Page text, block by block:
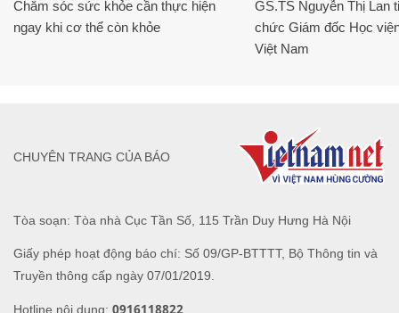
Chăm sóc sức khỏe cần thực hiện
ngay khi cơ thể còn khỏe
GS.TS Nguyễn Thị Lan
chức Giám đốc Học
Việt Nam
Tòa soạn: Tòa nhà Cục Tần Số, 115 Trần Duy Hưng Hà Nội
Giấy phép hoạt động báo chí: Số 09/GP-BTTTT, Bộ Thông tin và
Truyền thông cấp ngày 07/01/2019.
Hotline nội dung: 0916118822
CHUYÊN TRANG CỦA BÁO